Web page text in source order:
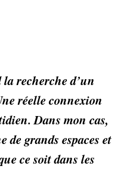
la recherche d’un
réelle connexion
Dans mon cas,
de grands espaces et
ce soit dans les